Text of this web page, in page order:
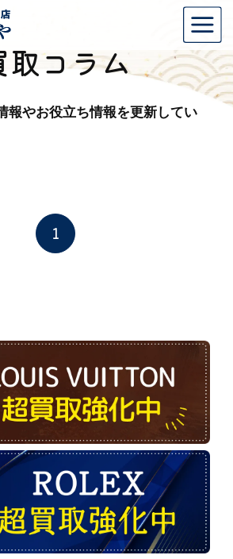
取コラム
報やお役立ち情報を更新してい
1